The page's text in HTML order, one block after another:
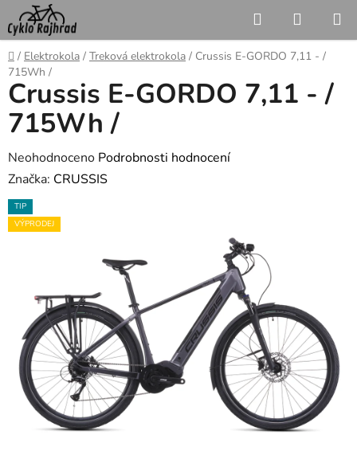
Přejít
na
obsah
Hledat
KOŠÍK
Domů
/ Elektrokola / Treková elektrokola / Crussis E-GORDO 7,11 - /
715Wh /
Crussis E-GORDO 7,11 - /
715Wh /
Průměrné
hodnocení
produktu
je
hvězdiček.
Neohodnoceno Podrobnosti hodnocení
Značka: CRUSSIS
TIP
VÝPRODEJ